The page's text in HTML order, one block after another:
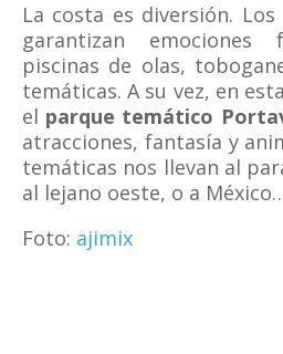
La costa es diversión. Los
garantizan
piscinas de olas,
temáticas. A su vez, en
el parque temático
atracciones, fantasía y
temáticas nos llevan al
al lejano oeste, o a
Foto: ajimix